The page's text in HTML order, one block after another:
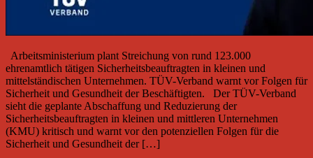
Arbeitsministerium plant Streichung von rund 123.000
ehrenamtlich tätigen Sicherheitsbeauftragten in kleinen und
mittelständischen Unternehmen. TÜV-Verband warnt vor Folgen für
Sicherheit und Gesundheit der Beschäftigten. Der TÜV-Verband
sieht die geplante Abschaffung und Reduzierung der
Sicherheitsbeauftragten in kleinen und mittleren Unternehmen
(KMU) kritisch und warnt vor den potenziellen Folgen für die
Sicherheit und Gesundheit der […]